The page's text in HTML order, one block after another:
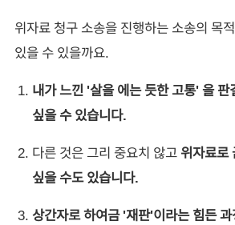
위자료 청구 소송을 진행하는 소송의 목
있을 수 있을까요.
내가 느낀 '살을 에는 듯한 고통' 을 판
싶을 수 있습니다.
다른 것은 그리 중요치 않고 위자료로
싶을 수도 있습니다.
상간자로 하여금 '재판'이라는 힘든